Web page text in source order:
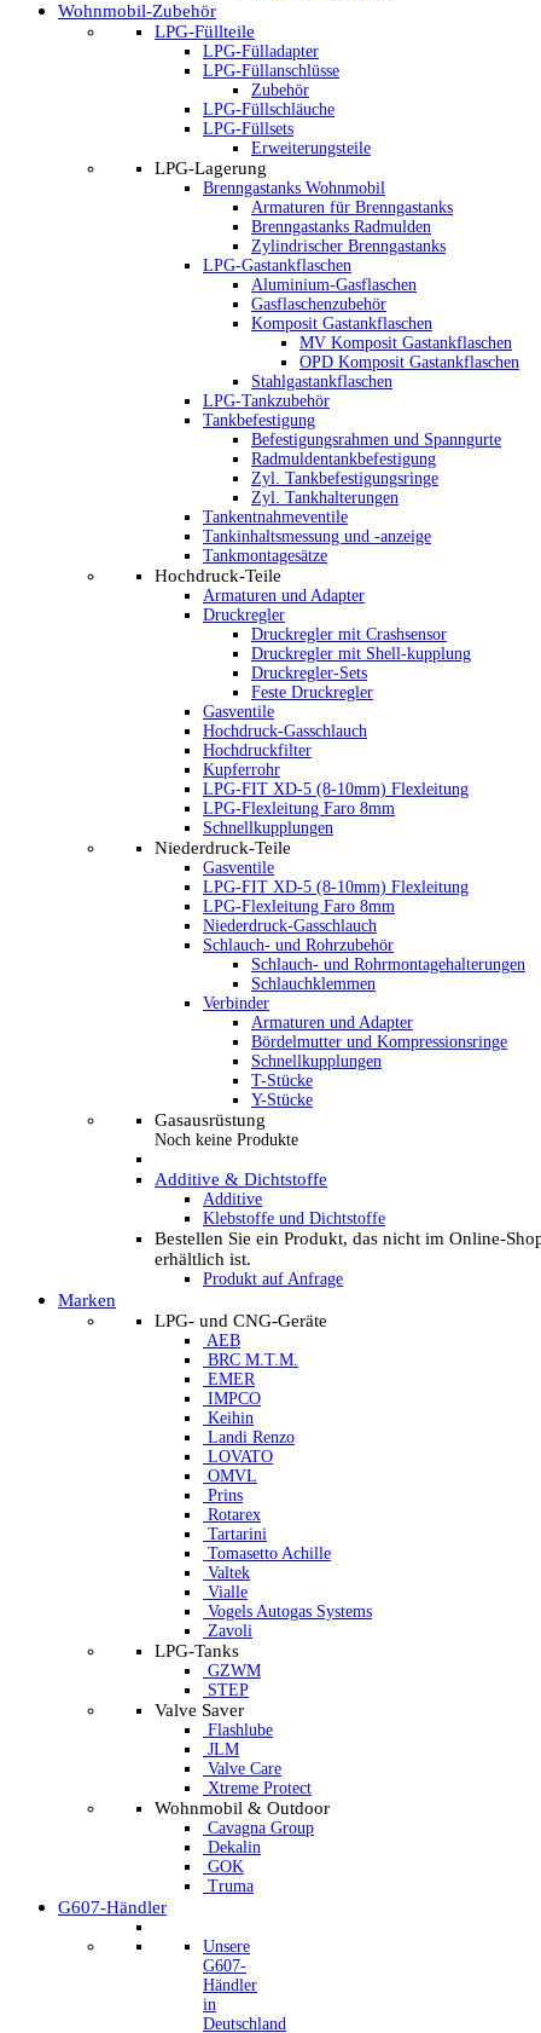
Wohnmobil-Zubehör
LPG-Füllteile
LPG-Fülladapter
LPG-Füllanschlüsse
Zubehör
LPG-Füllschläuche
LPG-Füllsets
Erweiterungsteile
LPG-Lagerung
Brenngastanks Wohnmobil
Armaturen für Brenngastanks
Brenngastanks Radmulden
Zylindrischer Brenngastanks
LPG-Gastankflaschen
Aluminium-Gasflaschen
Gasflaschenzubehör
Komposit Gastankflaschen
MV Komposit Gastankflaschen
OPD Komposit Gastankflaschen
Stahlgastankflaschen
LPG-Tankzubehör
Tankbefestigung
Befestigungsrahmen und Spanngurte
Radmuldentankbefestigung
Zyl. Tankbefestigungsringe
Zyl. Tankhalterungen
Tankentnahmeventile
Tankinhaltsmessung und -anzeige
Tankmontagesätze
Hochdruck-Teile
Armaturen und Adapter
Druckregler
Druckregler mit Crashsensor
Druckregler mit Shell-kupplung
Druckregler-Sets
Feste Druckregler
Gasventile
Hochdruck-Gasschlauch
Hochdruckfilter
Kupferrohr
LPG-FIT XD-5 (8-10mm) Flexleitung
LPG-Flexleitung Faro 8mm
Schnellkupplungen
Niederdruck-Teile
Gasventile
LPG-FIT XD-5 (8-10mm) Flexleitung
LPG-Flexleitung Faro 8mm
Niederdruck-Gasschlauch
Schlauch- und Rohrzubehör
Schlauch- und Rohrmontagehalterungen
Schlauchklemmen
Verbinder
Armaturen und Adapter
Bördelmutter und Kompressionsringe
Schnellkupplungen
T-Stücke
Y-Stücke
Gasausrüstung
Noch keine Produkte
Additive & Dichtstoffe
Additive
Klebstoffe und Dichtstoffe
Bestellen Sie ein Produkt, das nicht im Online-
erhältlich ist.
Produkt auf Anfrage
Marken
LPG- und CNG-Geräte
AEB
BRC M.T.M.
EMER
IMPCO
Keihin
Landi Renzo
LOVATO
OMVL
Prins
Rotarex
Tartarini
Tomasetto Achille
Valtek
Vialle
Vogels Autogas Systems
Zavoli
LPG-Tanks
GZWM
STEP
Valve Saver
Flashlube
JLM
Valve Care
Xtreme Protect
Wohnmobil & Outdoor
Cavagna Group
Dekalin
GOK
Truma
G607-Händler
Unsere
G607-
Händler
in
Deutschland